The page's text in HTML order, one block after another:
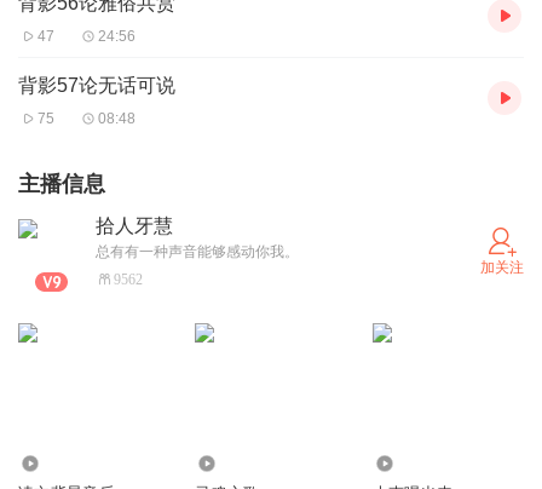
47 24:56
背影57论无话可说
75 08:48
主播信息
拾人牙慧
总有有一种声音能够感动你我。
9562
加关注